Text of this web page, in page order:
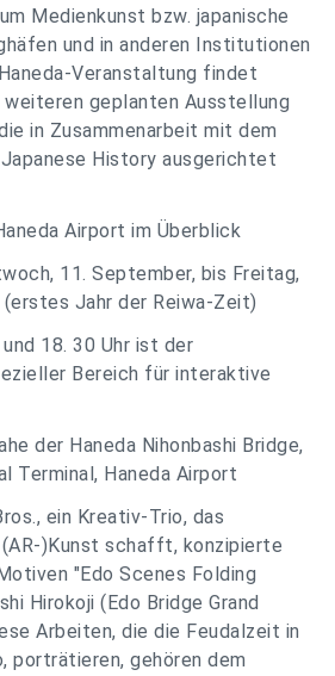
Medienkunst bzw. japanische
und in anderen Institutionen
Veranstaltung findet
geplanten Ausstellung
in Zusammenarbeit mit dem
History ausgerichtet
Airport im Überblick
11. September, bis Freitag,
Jahr der Reiwa-Zeit)
18. 30 Uhr ist der
Bereich für interaktive
der Haneda Nihonbashi Bridge,
Terminal, Haneda Airport
ein Kreativ-Trio, das
)Kunst schafft, konzipierte
"Edo Scenes Folding
Hirokoji (Edo Bridge Grand
Arbeiten, die die Feudalzeit in
porträtieren, gehören dem